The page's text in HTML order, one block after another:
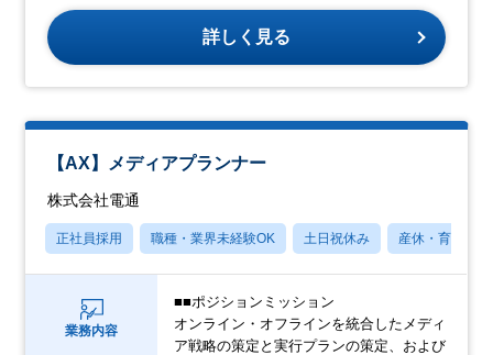
詳しく見る
【AX】メディアプランナー
株式会社電通
正社員採用 職種・業界未経験OK 土日祝休み 産休・育休あり
業務内容
■■ポジションミッション
オンライン・オフラインを統合したメディ
ア戦略の策定と実行プランの策定、および